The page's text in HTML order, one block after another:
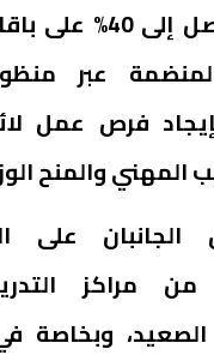
خصومات تصل إلى
عبر
فرص عمل
المهني والمنح
الجانبان على
من مراكز
وبخاصة